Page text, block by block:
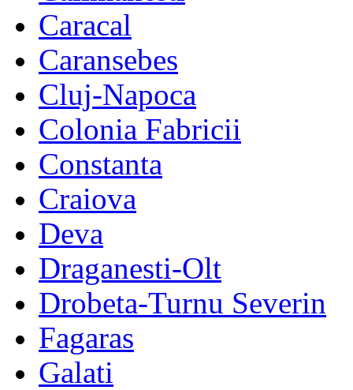
Caracal
Caransebes
Cluj-Napoca
Colonia Fabricii
Constanta
Craiova
Deva
Draganesti-Olt
Drobeta-Turnu Severin
Fagaras
Galati